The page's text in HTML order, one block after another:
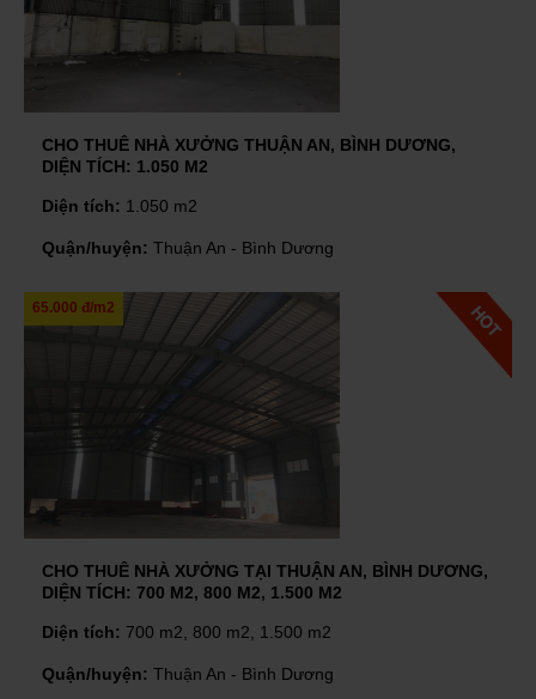
CHO THUÊ NHÀ XƯỞNG THUẬN AN, BÌNH DƯƠNG,
DIỆN TÍCH: 1.050 M2
Diện tích: 1.050 m2
Quận/huyện: Thuận An - Bình Dương
65.000 đ/m2
CHO THUÊ NHÀ XƯỞNG TẠI THUẬN AN, BÌNH DƯƠNG,
DIỆN TÍCH: 700 M2, 800 M2, 1.500 M2
Diện tích: 700 m2, 800 m2, 1.500 m2
Quận/huyện: Thuận An - Bình Dương